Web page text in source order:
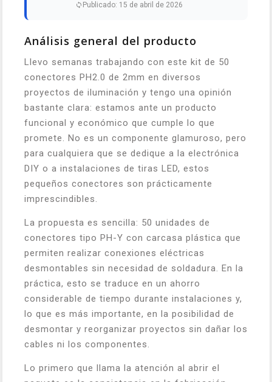
Publicado: 15 de abril de 2026
Análisis general del producto
Llevo semanas trabajando con este kit de 50
conectores PH2.0 de 2mm en diversos
proyectos de iluminación y tengo una opinión
bastante clara: estamos ante un producto
funcional y económico que cumple lo que
promete. No es un componente glamuroso, pero
para cualquiera que se dedique a la electrónica
DIY o a instalaciones de tiras LED, estos
pequeños conectores son prácticamente
imprescindibles.
La propuesta es sencilla: 50 unidades de
conectores tipo PH-Y con carcasa plástica que
permiten realizar conexiones eléctricas
desmontables sin necesidad de soldadura. En la
práctica, esto se traduce en un ahorro
considerable de tiempo durante instalaciones y,
lo que es más importante, en la posibilidad de
desmontar y reorganizar proyectos sin dañar los
cables ni los componentes.
Lo primero que llama la atención al abrir el